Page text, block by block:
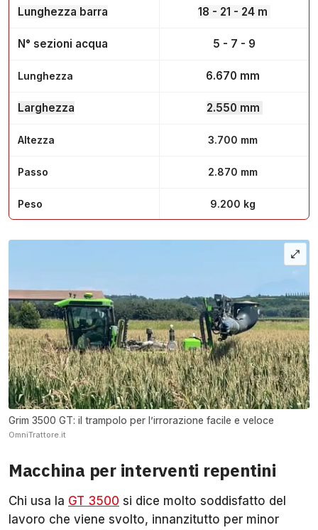
Lunghezza barra 18 - 21 - 24 m
N° sezioni acqua 5 - 7 - 9
Lunghezza 6.670 mm
Larghezza 2.550 mm
Altezza 3.700 mm
Passo 2.870 mm
Peso 9.200 kg
Grim 3500 GT: il trampolo per l’irrorazione facile e veloce
OmniTrattore.it
Macchina per interventi repentini
Chi usa la GT 3500 si dice molto soddisfatto del
lavoro che viene svolto, innanzitutto per minor